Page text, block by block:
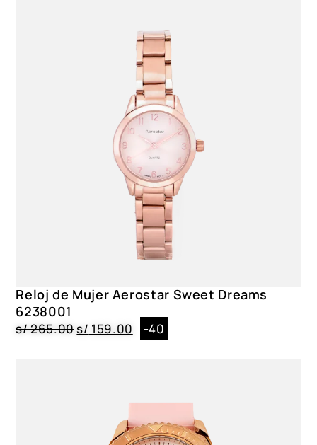
Reloj de Mujer Aerostar Sweet Dreams
6238001
s/265.00s/ 159.00 -40